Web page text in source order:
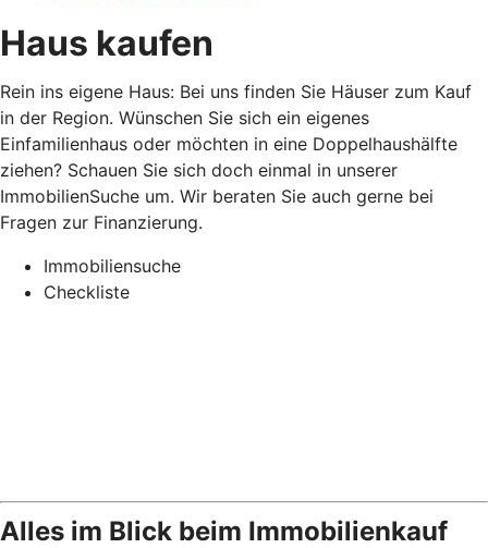
Haus kaufen
Rein ins eigene Haus: Bei uns finden Sie Häuser zum Kauf
in der Region. Wünschen Sie sich ein eigenes
Einfamilienhaus oder möchten in eine Doppelhaushälfte
ziehen? Schauen Sie sich doch einmal in unserer
ImmobilienSuche um. Wir beraten Sie auch gerne bei
Fragen zur Finanzierung.
Immobiliensuche
Checkliste
Alles im Blick beim Immobilienkauf